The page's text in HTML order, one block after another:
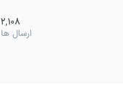
2,108
ارسال ها